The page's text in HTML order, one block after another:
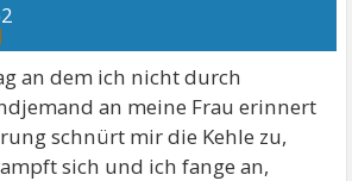
an dem ich nicht durch
an meine Frau erinnert
schnürt mir die Kehle zu,
sich und ich fange an,